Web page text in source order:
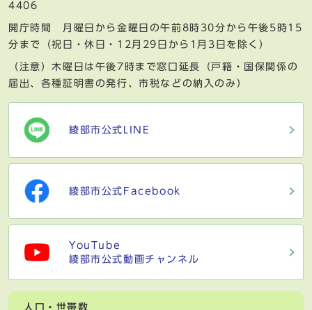
4406
開庁時間 月曜日から金曜日の午前8時30分から午後5時15
分まで（祝日・休日・12月29日から1月3日を除く）
（注意）木曜日は午後7時まで窓口延長（戸籍・国保関係の
届出、各種証明書の発行、市税などの納入のみ）
綾部市公式LINE
綾部市公式Facebook
YouTube
綾部市公式動画チャンネル
人口・世帯数